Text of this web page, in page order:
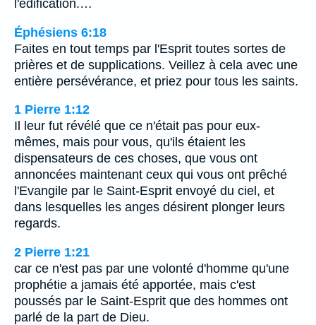
l'édification.…
Éphésiens 6:18
Faites en tout temps par l'Esprit toutes sortes de
prières et de supplications. Veillez à cela avec une
entière persévérance, et priez pour tous les saints.
1 Pierre 1:12
Il leur fut révélé que ce n'était pas pour eux-
mêmes, mais pour vous, qu'ils étaient les
dispensateurs de ces choses, que vous ont
annoncées maintenant ceux qui vous ont prêché
l'Evangile par le Saint-Esprit envoyé du ciel, et
dans lesquelles les anges désirent plonger leurs
regards.
2 Pierre 1:21
car ce n'est pas par une volonté d'homme qu'une
prophétie a jamais été apportée, mais c'est
poussés par le Saint-Esprit que des hommes ont
parlé de la part de Dieu.